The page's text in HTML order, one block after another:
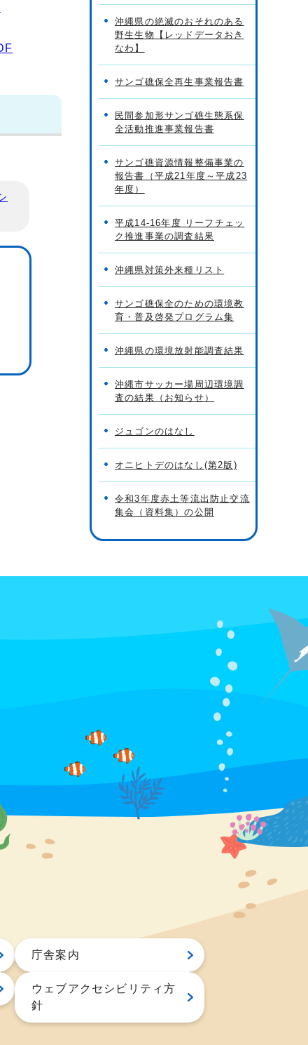
沖縄県の絶滅のおそれのある
野生生物【レッドデータおき
なわ】
サンゴ礁保全再生事業報告書
民間参加形サンゴ礁生態系保
全活動推進事業報告書
サンゴ礁資源情報整備事業の
報告書（平成21年度～平成23
年度）
平成14-16年度 リーフチェッ
ク推進事業の調査結果
沖縄県対策外来種リスト
サンゴ礁保全のための環境教
育・普及啓発プログラム集
沖縄県の環境放射能調査結果
沖縄市サッカー場周辺環境調
査の結果（お知らせ）
ジュゴンのはなし
オニヒトデのはなし(第2版)
令和3年度赤土等流出防止交流
集会（資料集）の公開
庁舎案内
ウェブアクセシビリティ方
針